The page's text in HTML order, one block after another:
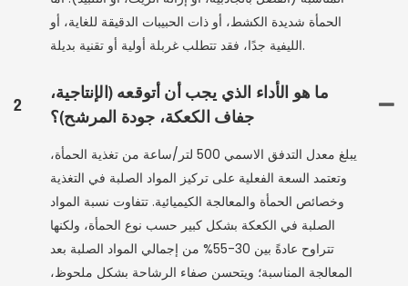
الحمأة شديدة الكشط، أو ذات الحبيبات الدقيقة للغاية، أو
الليفية جدًا، فقد تتطلب غربلة أولية أو تقنية بديلة.
2
ما هو الأداء الذي يجب أن أتوقعه (الإنتاجية،
جفاف الكعكة، جودة المرشح)؟
يبلغ معدل التدفق الاسمي 500 لتر/ساعة من تغذية الحمأة،
وتعتمد السعة الفعلية على تركيز المواد الصلبة في التغذية
وخصائص الحمأة والمعالجة الكيميائية. تتفاوت نسبة المواد
الصلبة في الكعكة بشكل كبير حسب نوع الحمأة، ولكنها
تتراوح عادةً بين 30-55% من إجمالي المواد الصلبة بعد
المعالجة المناسبة؛ ويتحسن صفاء الرشاحة بشكل ملحوظ،